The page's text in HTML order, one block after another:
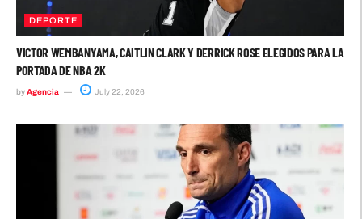
DEPORTE
VICTOR WEMBANYAMA, CAITLIN CLARK Y DERRICK ROSE ELEGIDOS PARA LA
PORTADA DE NBA 2K
byAgencia July 22, 2026